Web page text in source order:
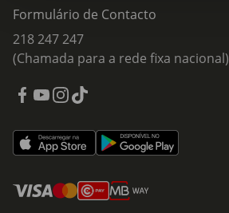
Formulário de Contacto
218 247 247
(Chamada para a rede fixa nacional)